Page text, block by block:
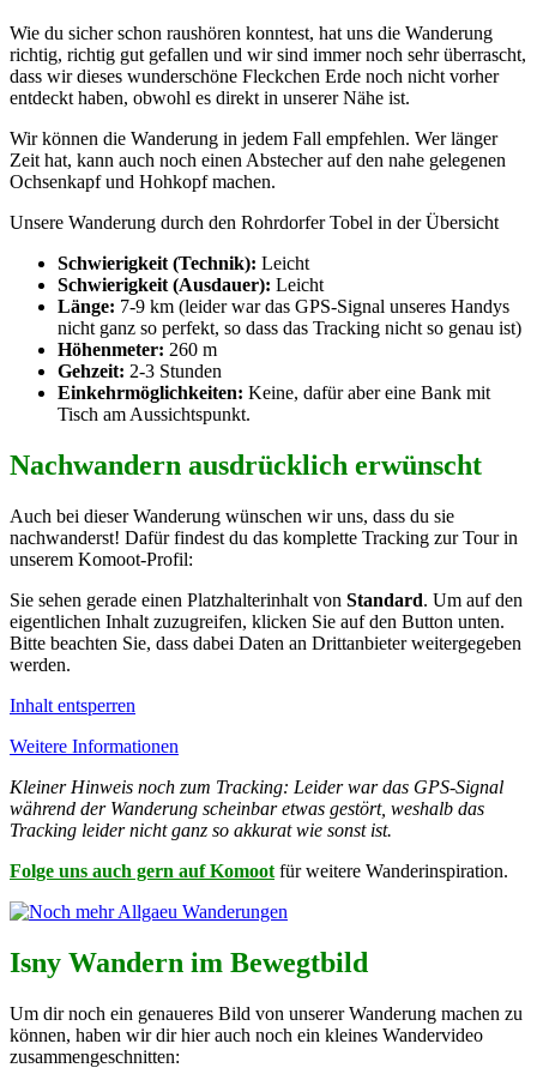
Wie du sicher schon raushören konntest, hat uns die Wanderung
richtig, richtig gut gefallen und wir sind immer noch sehr überrascht,
dass wir dieses wunderschöne Fleckchen Erde noch nicht vorher
entdeckt haben, obwohl es direkt in unserer Nähe ist.
Wir können die Wanderung in jedem Fall empfehlen. Wer länger
Zeit hat, kann auch noch einen Abstecher auf den nahe gelegenen
Ochsenkapf und Hohkopf machen.
Unsere Wanderung durch den Rohrdorfer Tobel in der Übersicht
Schwierigkeit (Technik): Leicht
Schwierigkeit (Ausdauer): Leicht
Länge: 7-9 km (leider war das GPS-Signal unseres Handys
nicht ganz so perfekt, so dass das Tracking nicht so genau ist)
Höhenmeter: 260 m
Gehzeit: 2-3 Stunden
Einkehrmöglichkeiten: Keine, dafür aber eine Bank mit
Tisch am Aussichtspunkt.
Nachwandern ausdrücklich erwünscht
Auch bei dieser Wanderung wünschen wir uns, dass du sie
nachwanderst! Dafür findest du das komplette Tracking zur Tour in
unserem Komoot-Profil:
Sie sehen gerade einen Platzhalterinhalt von Standard. Um auf den
eigentlichen Inhalt zuzugreifen, klicken Sie auf den Button unten.
Bitte beachten Sie, dass dabei Daten an Drittanbieter weitergegeben
werden.
Inhalt entsperren
Weitere Informationen
Kleiner Hinweis noch zum Tracking: Leider war das GPS-Signal
während der Wanderung scheinbar etwas gestört, weshalb das
Tracking leider nicht ganz so akkurat wie sonst ist.
Folge uns auch gern auf Komoot für weitere Wanderinspiration.
Isny Wandern im Bewegtbild
Um dir noch ein genaueres Bild von unserer Wanderung machen zu
können, haben wir dir hier auch noch ein kleines Wandervideo
zusammengeschnitten: